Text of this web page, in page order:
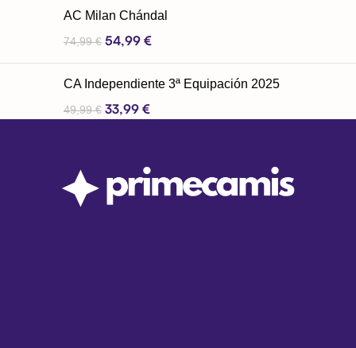
AC Milan Chándal
74,99€ 54,99 €
CA Independiente 3ª Equipación 2025
49,99€ 33,99 €